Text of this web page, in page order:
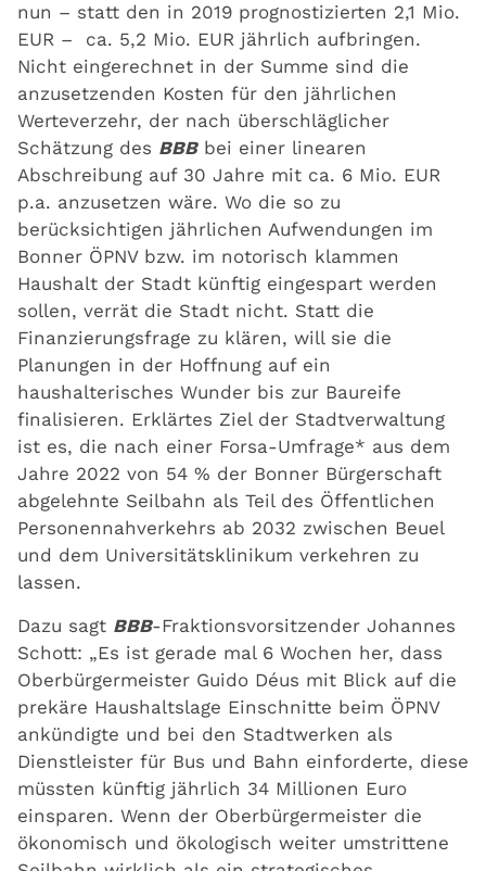
nun – statt den in 2019 prognostizierten 2,1 Mio.
EUR – ca. 5,2 Mio. EUR jährlich aufbringen.
Nicht eingerechnet in der Summe sind die
anzusetzenden Kosten für den jährlichen
Werteverzehr, der nach überschläglicher
Schätzung des BBBbei einer linearen
Abschreibung auf 30 Jahre mit ca. 6 Mio. EUR
p.a. anzusetzen wäre. Wo die so zu
berücksichtigen jährlichen Aufwendungen im
Bonner ÖPNV bzw. im notorisch klammen
Haushalt der Stadt künftig eingespart werden
sollen, verrät die Stadt nicht. Statt die
Finanzierungsfrage zu klären, will sie die
Planungen in der Hoffnung auf ein
haushalterisches Wunder bis zur Baureife
finalisieren. Erklärtes Ziel der Stadtverwaltung
ist es, die nach einer Forsa-Umfrage* aus dem
Jahre 2022 von 54 % der Bonner Bürgerschaft
abgelehnte Seilbahn als Teil des Öffentlichen
Personennahverkehrs ab 2032 zwischen Beuel
und dem Universitätsklinikum verkehren zu
lassen.
Dazu sagt BBB-Fraktionsvorsitzender Johannes
Schott: „Es ist gerade mal 6 Wochen her, dass
Oberbürgermeister Guido Déus mit Blick auf die
prekäre Haushaltslage Einschnitte beim ÖPNV
ankündigte und bei den Stadtwerken als
Dienstleister für Bus und Bahn einforderte, diese
müssten künftig jährlich 34 Millionen Euro
einsparen. Wenn der Oberbürgermeister die
ökonomisch und ökologisch weiter umstrittene